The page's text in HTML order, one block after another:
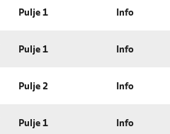
Pulje 1 Info
Pulje 1 Info
Pulje 2 Info
Pulje 1 Info